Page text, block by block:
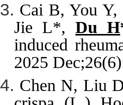
Cai B, You
Jie L*, Du H
induced
2025
Chen N, Liu